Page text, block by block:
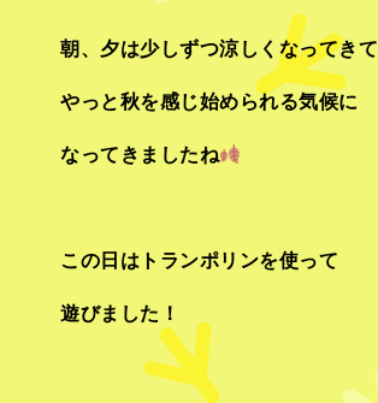
朝、夕は少しずつ涼しくなってきて
やっと秋を感じ始められる気候に
なってきましたね
この日はトランポリンを使って
遊びました ！